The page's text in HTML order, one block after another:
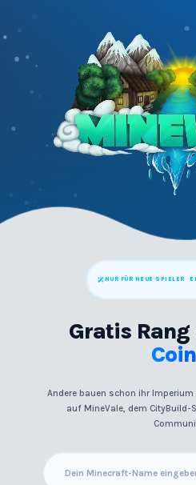
NUR FÜR NEUE SPIELER ·
Gratis Rang
Andere bauen schon ihr
auf MineVale, dem CityBuild-